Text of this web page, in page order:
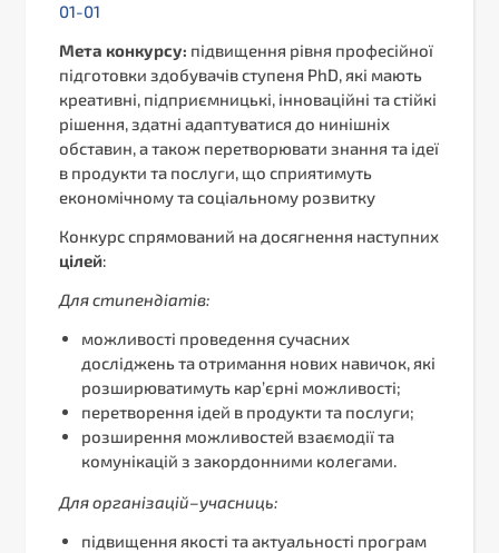
01-01
Мета конкурсу: підвищення рівня професійної
підготовки здобувачів ступеня PhD, які мають
креативні, підприємницькі, інноваційні та стійкі
рішення, здатні адаптуватися до нинішніх
обставин, а також перетворювати знання та ідеї
в продукти та послуги, що сприятимуть
економічному та соціальному розвитку
Конкурс спрямований на досягнення наступних
цілей:
Для стипендіатів:
можливості проведення сучасних
досліджень та отримання нових навичок, які
розширюватимуть кар’єрні можливості;
перетворення ідей в продукти та послуги;
розширення можливостей взаємодії та
комунікацій з закордонними колегами.
Дляорганізацій–учасниць:
підвищення якості та актуальності програм